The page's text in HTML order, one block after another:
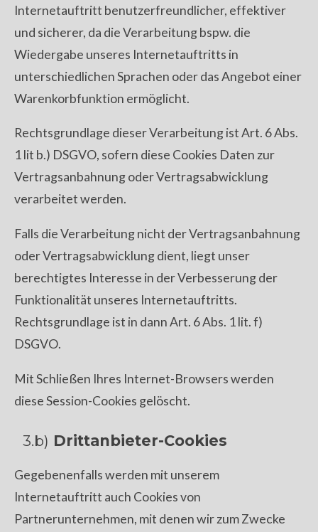
Internetauftritt benutzerfreundlicher, effektiver
und sicherer, da die Verarbeitung bspw. die
Wiedergabe unseres Internetauftritts in
unterschiedlichen Sprachen oder das Angebot einer
Warenkorbfunktion ermöglicht.
Rechtsgrundlage dieser Verarbeitung ist Art. 6 Abs.
1 lit b.) DSGVO, sofern diese Cookies Daten zur
Vertragsanbahnung oder Vertragsabwicklung
verarbeitet werden.
Falls die Verarbeitung nicht der Vertragsanbahnung
oder Vertragsabwicklung dient, liegt unser
berechtigtes Interesse in der Verbesserung der
Funktionalität unseres Internetauftritts.
Rechtsgrundlage ist in dann Art. 6 Abs. 1 lit. f)
DSGVO.
Mit Schließen Ihres Internet-Browsers werden
diese Session-Cookies gelöscht.
3.b) Drittanbieter-Cookies
Gegebenenfalls werden mit unserem
Internetauftritt auch Cookies von
Partnerunternehmen, mit denen wir zum Zwecke